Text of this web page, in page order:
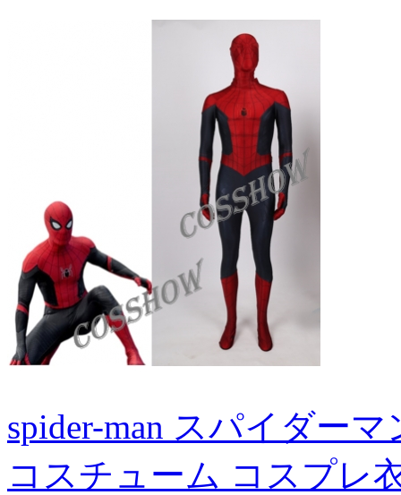
spider-man スパイダー
コスチューム コスプレ